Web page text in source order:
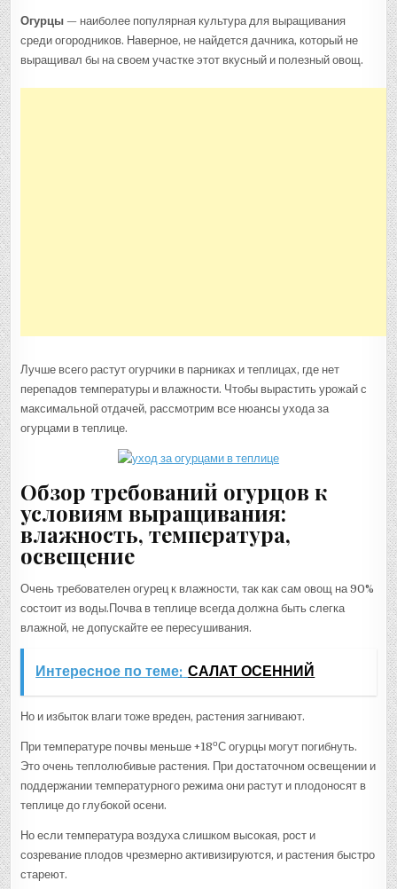
Огурцы— наиболее популярная культура для выращивания
среди огородников. Наверное, не найдется дачника, который не
выращивал бы на своем участке этот вкусный и полезный овощ.
Лучше всего растут огурчики в парниках и теплицах, где нет
перепадов температуры и влажности. Чтобы вырастить урожай с
максимальной отдачей, рассмотрим все нюансы ухода за
огурцами в теплице.
Обзор требований огурцов к
условиям выращивания:
влажность, температура,
освещение
Очень требователен огурец к влажности, так как сам овощ на 90%
состоит из воды.Почва в теплице всегда должна быть слегка
влажной, не допускайте ее пересушивания.
Интересное по теме: САЛАТ ОСЕННИЙ
Но и избыток влаги тоже вреден, растения загнивают.
При температуре почвы меньше +18оС огурцы могут погибнуть.
Это очень теплолюбивые растения. При достаточном освещении и
поддержании температурного режима они растут и плодоносят в
теплице до глубокой осени.
Но если температура воздуха слишком высокая, рост и
созревание плодов чрезмерно активизируются, и растения быстро
стареют.